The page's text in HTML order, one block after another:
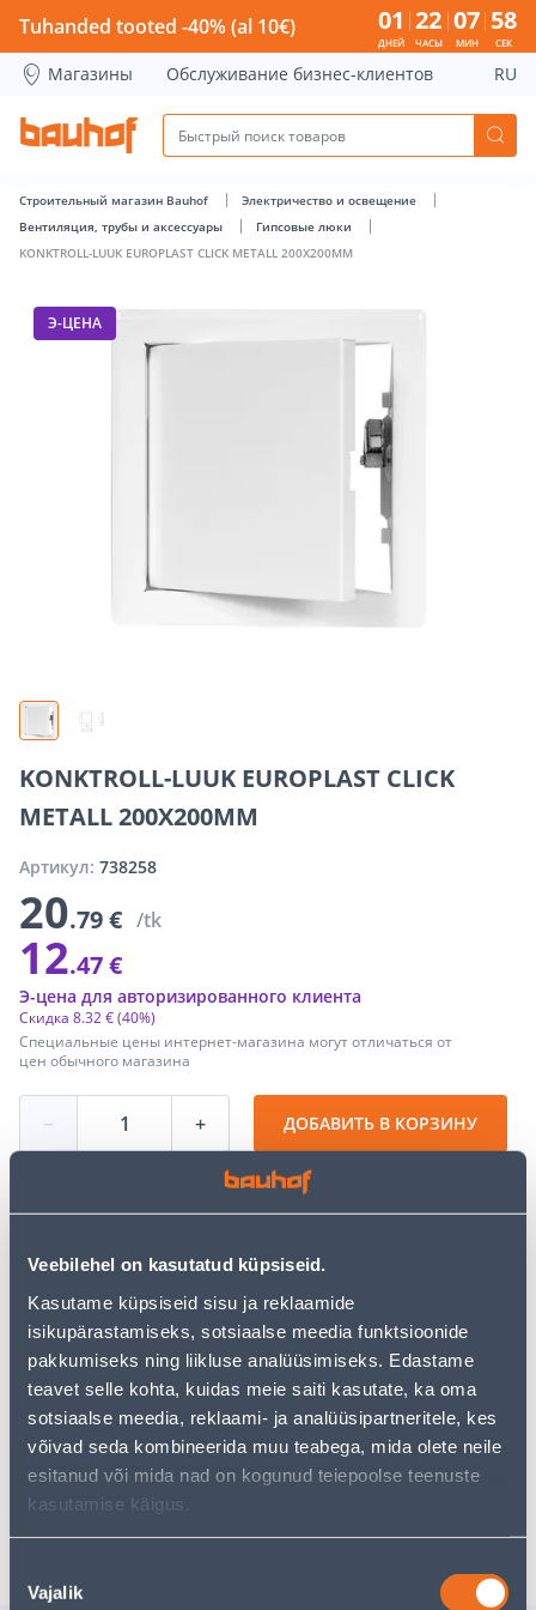
Veebilehel on kasutatud küpsiseid.
Kasutame küpsiseid sisu ja reklaamide
isikupärastamiseks, sotsiaalse meedia funktsioonide
pakkumiseks ning liikluse analüüsimiseks. Edastame
teavet selle kohta, kuidas meie saiti kasutate, ka oma
sotsiaalse meedia, reklaami- ja analüüsipartneritele, kes
võivad seda kombineerida muu teabega, mida olete neile
esitanud või mida nad on kogunud teiepoolse teenuste
kasutamise käigus.
valik
Vajalik
KONKTROLL-LUUK EUROPLAST CLICK METALL
Tuhanded tooted -40% (al 10€) 01
ДНЕЙ
22
ЧАСЫ
07
МИН
58
СЕК
Магазины Обслуживание бизнес-клиентов RU
Строительный магазин Bauhof
Электричество и освещение
Вентиляция, трубы и аксессуары
Гипсовые люки
KONKTROLL-LUUK EUROPLAST CLICK METALL 200X200MM
Э-ЦЕНА
KONKTROLL-LUUK EUROPLAST CLICK
METALL 200X200MM
Артикул: 738258
20.79 € /tk
12.47 €
Специальные цены интернет-магазина могут отличаться от
цен обычного магазина
Скидка 8.32 €(40%)
Э-цена для авторизированного клиента
− + ДОБАВИТЬ В КОРЗИНУ
• 14-päevane tagastusõigus.
Предполагаемая доставка 3,69 € от 2-5 tööpäeva
Посылочный автомат от 2,29 € с 2-5 tööpäeva